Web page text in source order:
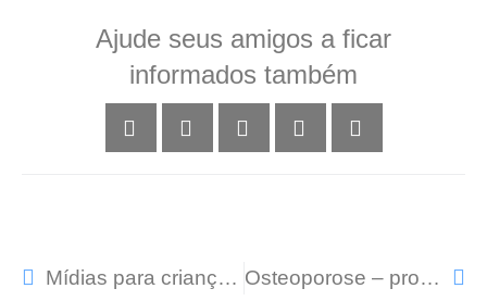
Ajude seus amigos a ficar
informados também
Mídias para crianças – tempo recomendado Osteoporose – profilaxia e terapia